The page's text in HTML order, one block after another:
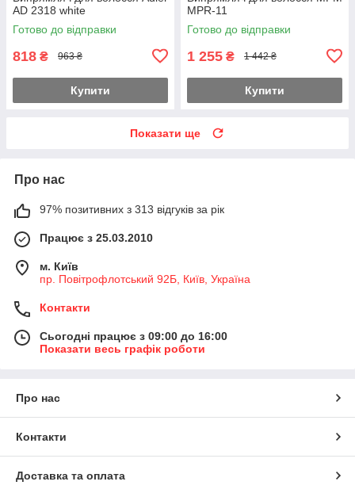
AD 2318 white
Готово до відправки
818 ₴ 963 ₴
Купити
MPR-11
Готово до відправки
1 255 ₴ 1 442 ₴
Купити
Показати ще
Про нас
97% позитивних з 313 відгуків за рік
Працює з 25.03.2010
м. Київ
пр. Повітрофлотський 92Б, Київ, Україна
Контакти
Сьогодні працює з 09:00 до 16:00
Показати весь графік роботи
Про нас
Контакти
Доставка та оплата